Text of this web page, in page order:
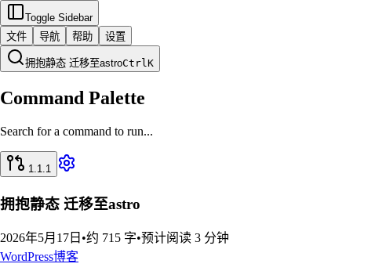
Toggle Sidebar
文件
导航 帮助 设置
拥抱静态 迁移至astroCtrlK
Command Palette
Search for a command to run...
1.1.1
拥抱静态 迁移至astro
2026年5月17日 •约 715 字•预计阅读 3 分钟
WordPress博客